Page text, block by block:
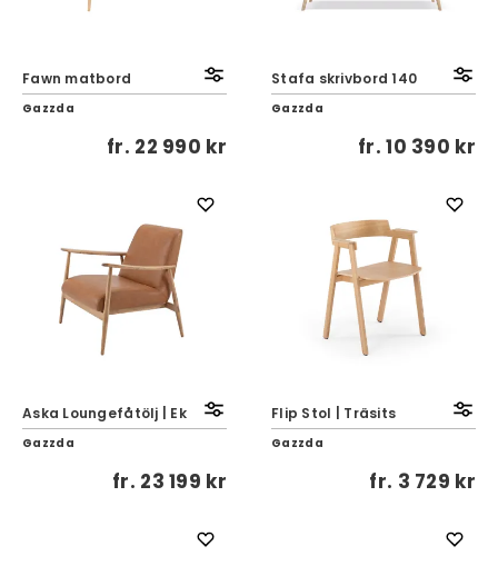
Fawn matbord
Gazzda
fr. 22 990 kr
Stafa skrivbord 140
Gazzda
fr.10 390 kr
Aska Loungefåtölj | Ek
Gazzda
fr. 23 199 kr
Flip Stol | Träsits
Gazzda
fr. 3 729 kr